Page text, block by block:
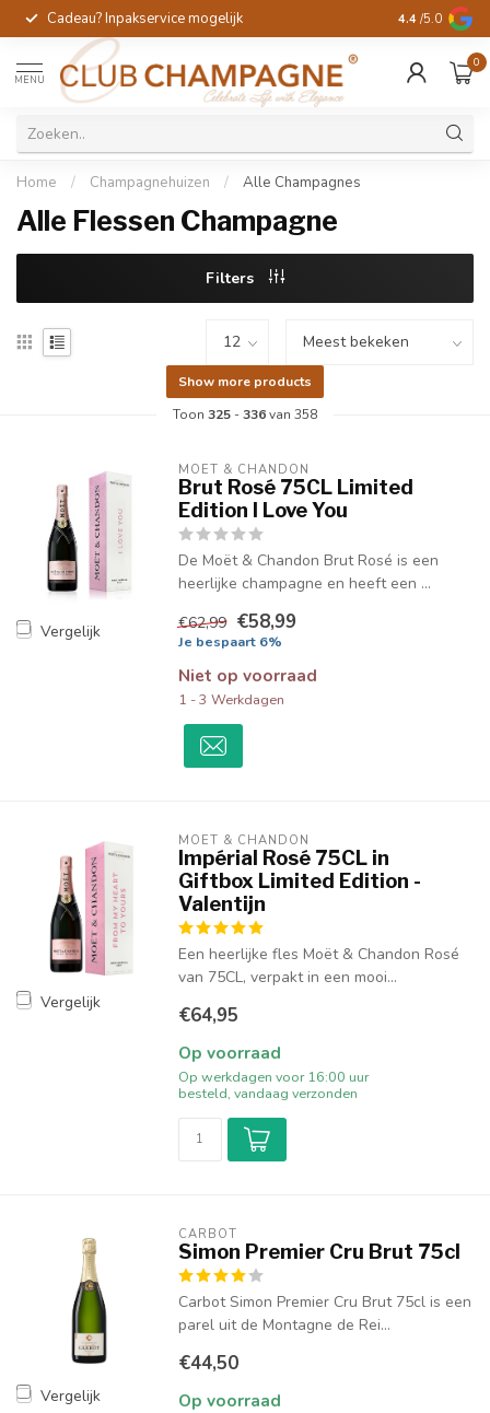
Cadeau? Inpakservice mogelijk Gratis
4.4 /5.0
MENU
0
Home / Champagnehuizen / Alle Champagnes
Alle Flessen Champagne
Filters
Show more products
Toon 325 -336van 358
Vergelijk
MOËT & CHANDON
Brut Rosé 75CL Limited
Edition I Love You
De Moët & Chandon Brut Rosé is een
heerlijke champagne en heeft een ...
€62,99 €58,99
Je bespaart 6%
Niet op voorraad
1 - 3 Werkdagen
Vergelijk
MOËT & CHANDON
Impérial Rosé 75CL in
Giftbox Limited Edition -
Valentijn
Een heerlijke fles Moët & Chandon Rosé
van 75CL, verpakt in een mooi...
€64,95
Op voorraad
Op werkdagen voor 16:00 uur
besteld, vandaag verzonden
Vergelijk
CARBOT
Simon Premier Cru Brut 75cl
Carbot Simon Premier Cru Brut 75cl is een
parel uit de Montagne de Rei...
€44,50
Op voorraad